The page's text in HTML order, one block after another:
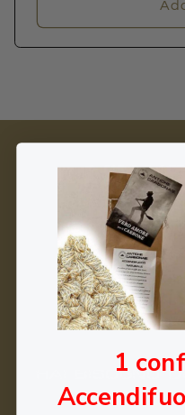
A che mail
Email
HAI BISOGNO
1